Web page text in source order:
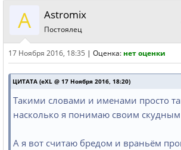
A Astromix
Постоялец
17 Ноября 2016, 18:35 | Оценка: нет оценки
ЦИТАТА (eXL @ 17 Ноября 2016, 18:20)
Такими словами и именами просто
насколько я понимаю своим
А я вот считаю бредом и враньём